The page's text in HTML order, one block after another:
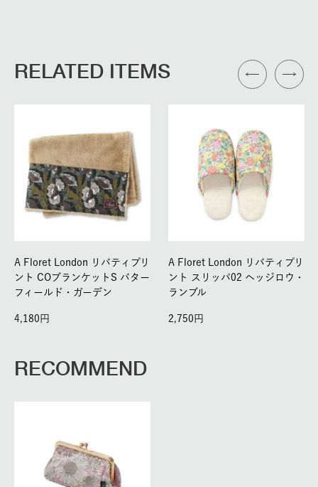
RELATED ITEMS
A Floret London リバティプリ
ント COブランケットS バター
フィールド・ガーデン
4,180
A Floret London リバティプリ
ント スリッパ02 ヘッジロウ・
ランブル
2,750
RECOMMEND